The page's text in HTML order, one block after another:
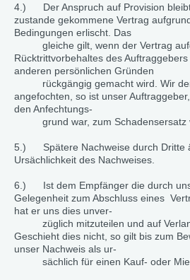
4.) Der Anspruch auf Provision
zustande gekommene Vertrag
Bedingungen erlischt. Das
gleiche gilt, wenn der Vertrag
Rücktrittvorbehaltes des
anderen persönlichen Gründen
rückgängig gemacht wird. Wir der
angefochten, so ist unser
den Anfechtungs-
grund war, zum Schadensersatz
5.) Spätere Nachweise durch Dritte
Ursächlichkeit des Nachweises.
6.) Ist dem Empfänger die durch
Gelegenheit zum Abschluss eines
hat er uns dies unver-
züglich mitzuteilen und auf
Geschieht dies nicht, so gilt bis zum
unser Nachweis als ur-
sächlich für einen Kauf- oder